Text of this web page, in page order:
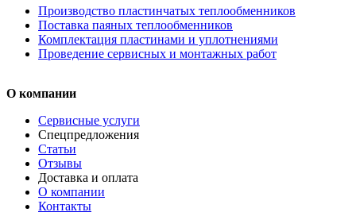
Производство пластинчатых теплообменников
Поставка паяных теплообменников
Комплектация пластинами и уплотнениями
Проведение сервисных и монтажных работ
О компании
Сервисные услуги
Спецпредложения
Статьи
Отзывы
Доставка и оплата
О компании
Контакты